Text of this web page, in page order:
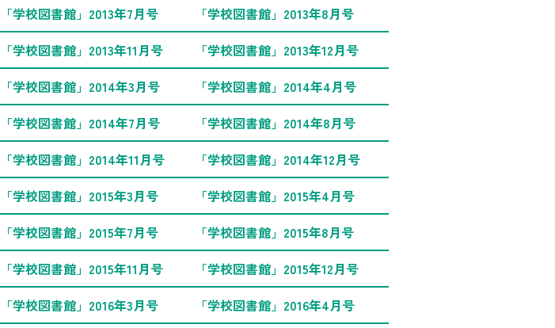
「学校図書館」2013年7月号
「学校図書館」2013年8月号
「学校図書館」2013年11月号
「学校図書館」2013年12月号
「学校図書館」2014年3月号
「学校図書館」2014年4月号
「学校図書館」2014年7月号
「学校図書館」2014年8月号
「学校図書館」2014年11月号
「学校図書館」2014年12月号
「学校図書館」2015年3月号
「学校図書館」2015年4月号
「学校図書館」2015年7月号
「学校図書館」2015年8月号
「学校図書館」2015年11月号
「学校図書館」2015年12月号
「学校図書館」2016年3月号 「学校図書館」2016年4月号